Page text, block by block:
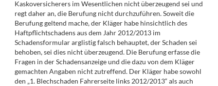
Kaskoversicherers im Wesentlichen nicht überzeugend sei und
regt daher an, die Berufung nicht durchzuführen. Soweit die
Berufung geltend mache, der Kläger habe hinsichtlich des
Haftpflichtschadens aus dem Jahr 2012/2013 im
Schadensformular arglistig falsch behauptet, der Schaden sei
behoben, sei dies nicht überzeugend. Die Berufung erfasse die
Fragen in der Schadensanzeige und die dazu von dem Kläger
gemachten Angaben nicht zutreffend. Der Kläger habe sowohl
den „1. Blechschaden Fahrerseite links 2012/2013“ als auch